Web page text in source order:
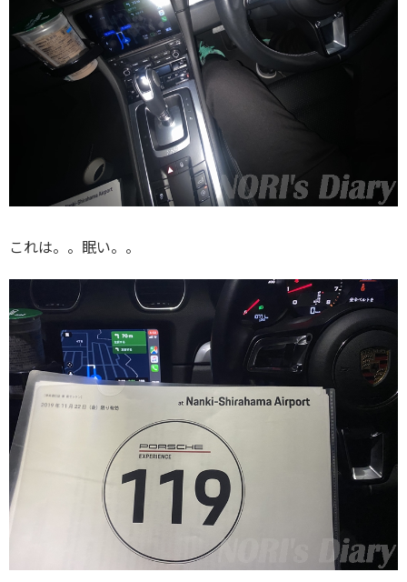
これは。。眠い。。